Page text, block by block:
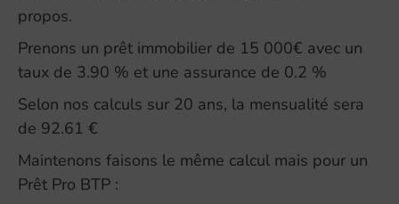
propos.
Prenons un prêt immobilier de 15 000€ avec un
taux de 3.90 % et une assurance de 0.2 %
Selon nos calculs sur 20 ans, la mensualité sera
de 92.61 €
Maintenons faisons le même calcul mais pour un
Prêt Pro BTP :